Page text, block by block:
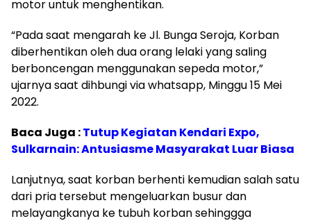
motor untuk menghentikan.
“Pada saat mengarah ke Jl. Bunga Seroja, Korban
diberhentikan oleh dua orang lelaki yang saling
berboncengan menggunakan sepeda motor,”
ujarnya saat dihbungi via whatsapp, Minggu 15 Mei
2022.
Baca Juga :TutupKegiatan Kendari Expo,
Sulkarnain: Antusiasme Masyarakat Luar Biasa
Lanjutnya, saat korban berhenti kemudian salah satu
dari pria tersebut mengeluarkan busur dan
melayangkanya ke tubuh korban sehinggga